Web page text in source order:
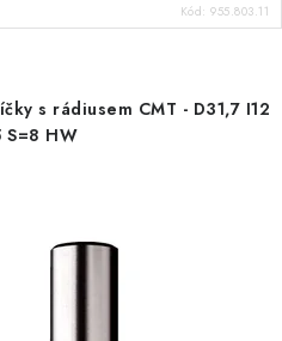
Kód: 955.803.11
s rádiusem CMT - D31,7 I12
S=8 HW